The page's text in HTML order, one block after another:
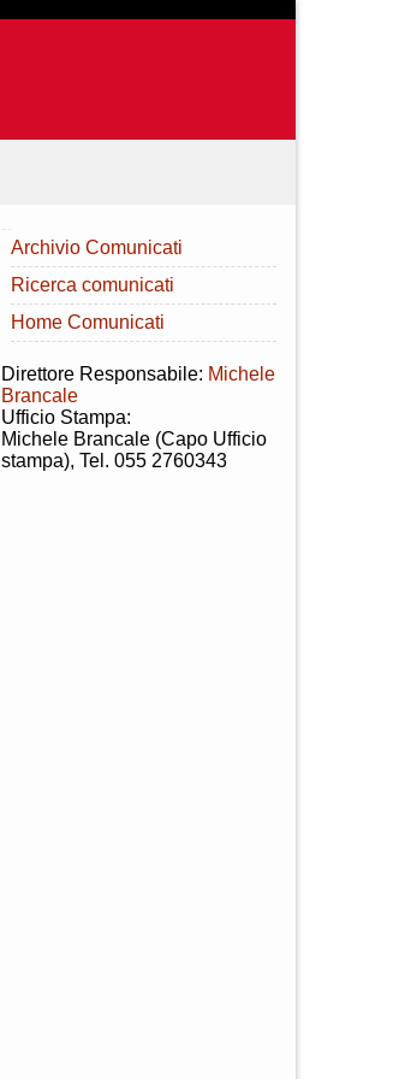
Archivio Comunicati
Ricerca comunicati
Home Comunicati
Direttore Responsabile: Michele
Brancale
Ufficio Stampa:
Michele Brancale (Capo Ufficio
stampa), Tel. 055 2760343